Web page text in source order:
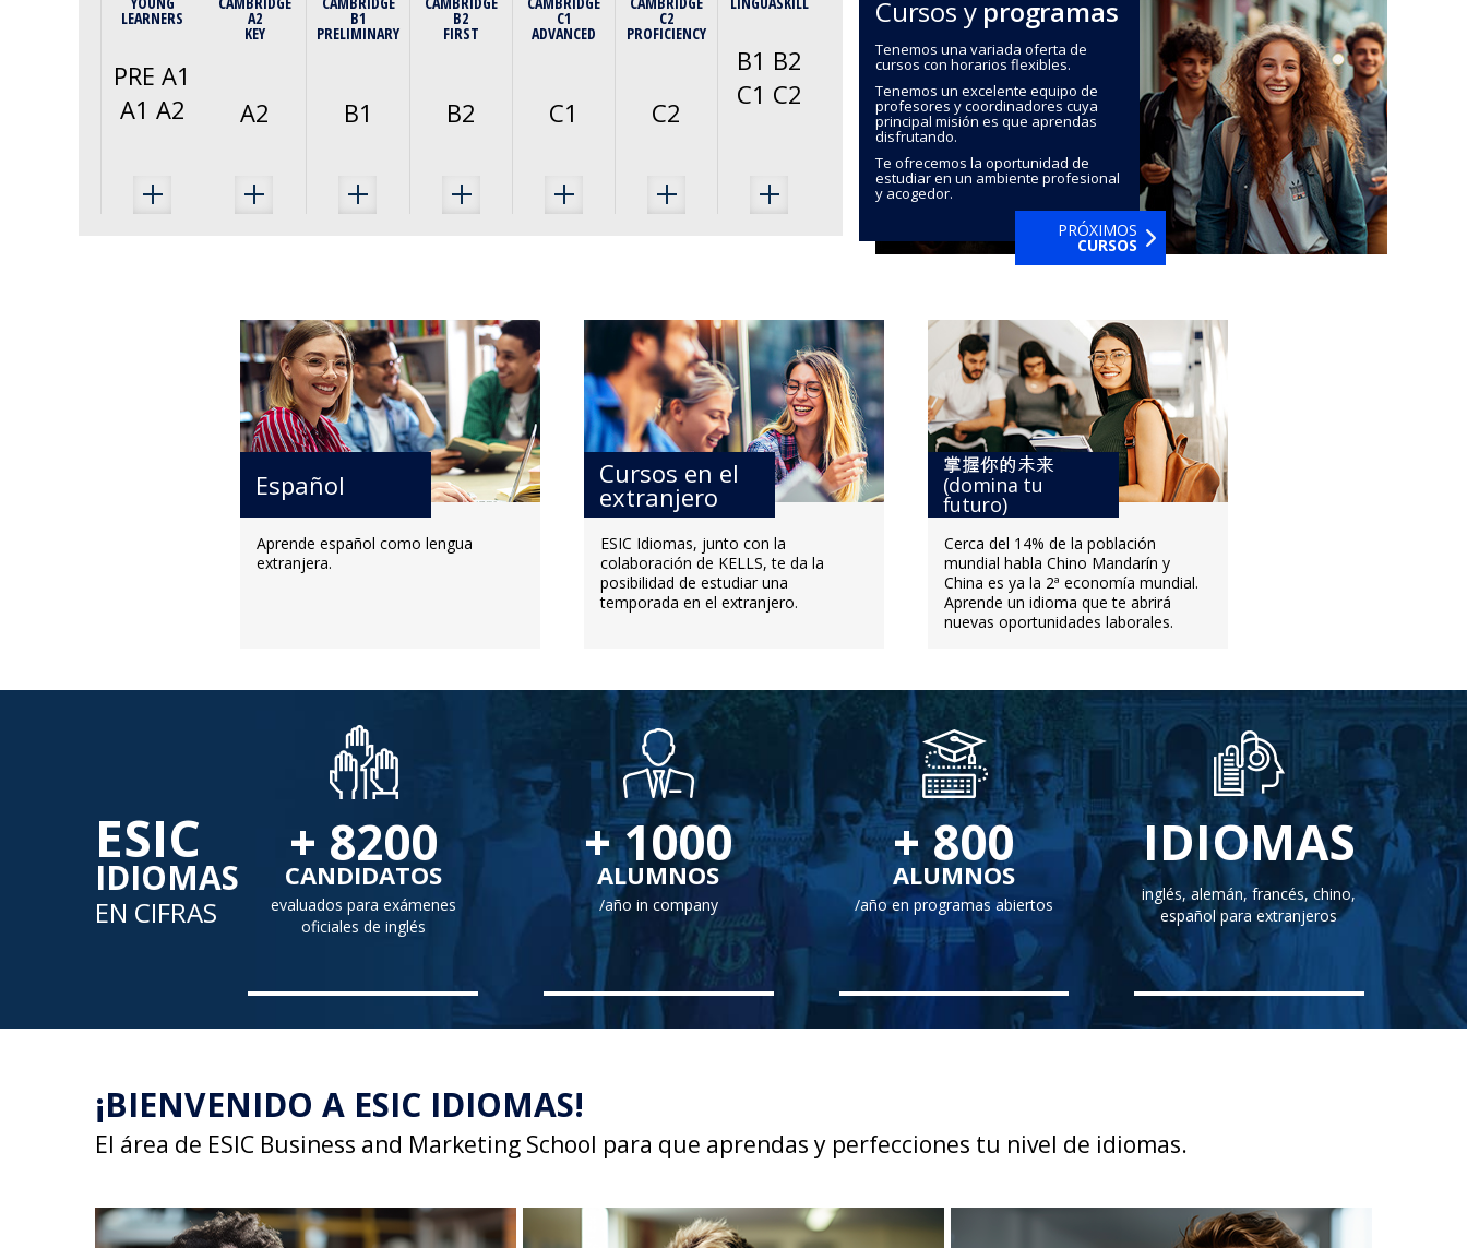
LEARNERS
PRE A1
A1 A2
A2
KEY
A2
B1
PRELIMINARY
B1
B2
FIRST
B2
C1
ADVANCED
C1
C2
PROFICIENCY
C2
B1 B2
C1 C2
Cursos y programas
Tenemos una variada oferta de
cursos con horarios flexibles.
Tenemos un excelente equipo de
profesores y coordinadores cuya
principal misión es que aprendas
disfrutando.
Te ofrecemos la oportunidad de
estudiar en un ambiente profesional
y acogedor.
PRÓXIMOS
CURSOS
Español
Aprende español como lengua
extranjera.
Cursos en el
extranjero
ESIC Idiomas, junto con la
colaboración de KELLS, te da la
posibilidad de estudiar una
temporada en el extranjero.
(domina tu
futuro)
Cerca del 14% de la población
mundial habla Chino Mandarín y
China es ya la 2ª economía mundial.
Aprende un idioma que te abrirá
nuevas oportunidades laborales.
ESIC
IDIOMAS
EN CIFRAS
+ 8200
CANDIDATOS
evaluados para exámenes
oficiales de inglés
+1000
ALUMNOS
/año in company
+800
ALUMNOS
/año en programas abiertos
IDIOMAS
inglés, alemán, francés, chino,
español para extranjeros
¡BIENVENIDO A ESIC IDIOMAS!
El área de ESIC Business and Marketing School para que aprendas y perfecciones tu nivel de idiomas.